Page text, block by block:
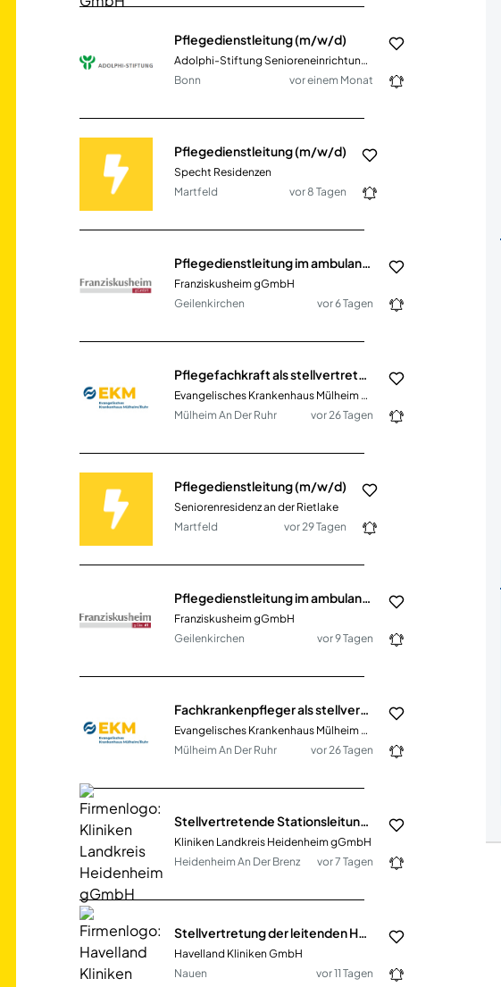
Pflegedienstleitung (m/w/d)
Adolphi-Stiftung Senioreneinrichtungen gGmbH
Bonn
vor einem Monat
Pflegedienstleitung (m/w/d)
Specht Residenzen
Martfeld
vor 8 Tagen
Pflegedienstleitung im ambulanten Dienst (m/w/d) Franziskusheim
Franziskusheim gGmbH
Geilenkirchen
vor 6 Tagen
Evangelisches Krankenhaus Mülheim GmbH
Mülheim An Der Ruhr
vor 26 Tagen
Pflegedienstleitung (m/w/d)
Seniorenresidenz an der Rietlake
Martfeld
vor 29 Tagen
Pflegedienstleitung im ambulanten Dienst (m/w/d) Franziskusheim
Franziskusheim gGmbH
Geilenkirchen
vor 9 Tagen
Fachkrankenpfleger als stellvertretende Stationsleitung auf der Intensivstation (m/w/d)
Evangelisches Krankenhaus Mülheim GmbH
Mülheim An Der Ruhr
vor 26 Tagen
Stellvertretende Stationsleitung (m/w/d) Kardiologie und Pulmologie
Kliniken Landkreis Heidenheim gGmbH
Heidenheim An Der Brenz
vor 7 Tagen
Stellvertretung der leitenden Hebamme (m/w/d) für Kreißsaal Nauen und Wochenbettstation (HKG-783)
Havelland Kliniken GmbH
Nauen
vor 11 Tagen